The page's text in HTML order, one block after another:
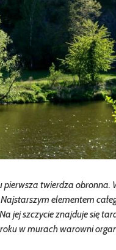
pierwsza twierdza
elementem
jej szczycie znajduje się
w murach warowni